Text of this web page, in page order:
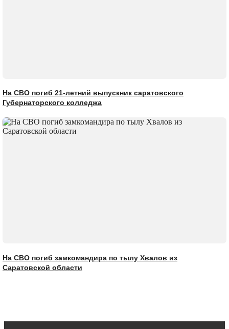
На СВО погиб 21-летний выпускник саратовского
Губернаторского колледжа
На СВО погиб замкомандира по тылу Хвалов из
Саратовской области